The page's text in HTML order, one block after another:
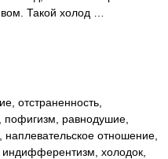
Такой холод …
отстраненность,
пофигизм, равнодушие,
отношение,
индифферентизм, холодок,